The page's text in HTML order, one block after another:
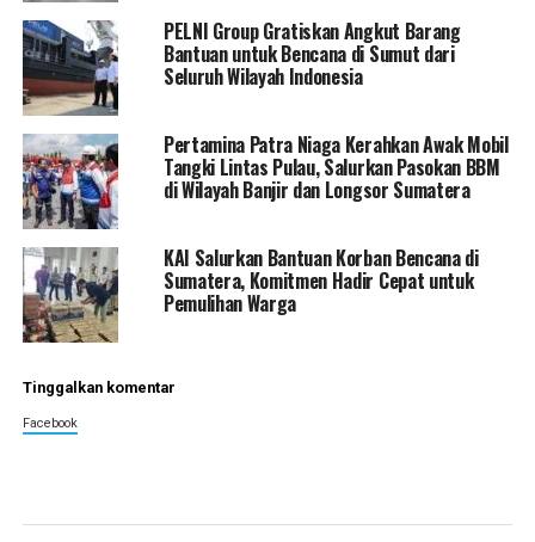
PELNI Group Gratiskan Angkut Barang
Bantuan untuk Bencana di Sumut dari
Seluruh Wilayah Indonesia
Pertamina Patra Niaga Kerahkan Awak Mobil
Tangki Lintas Pulau, Salurkan Pasokan BBM
di Wilayah Banjir dan Longsor Sumatera
KAI Salurkan Bantuan Korban Bencana di
Sumatera, Komitmen Hadir Cepat untuk
Pemulihan Warga
Tinggalkan komentar
Facebook